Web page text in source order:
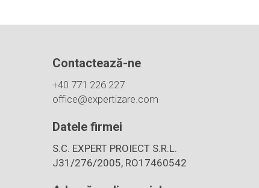
Contactează-ne
+40 771 226 227
office@expertizare.com
Datele firmei
S.C. EXPERT PROIECT S.R.L.
J31/276/2005, RO17460542